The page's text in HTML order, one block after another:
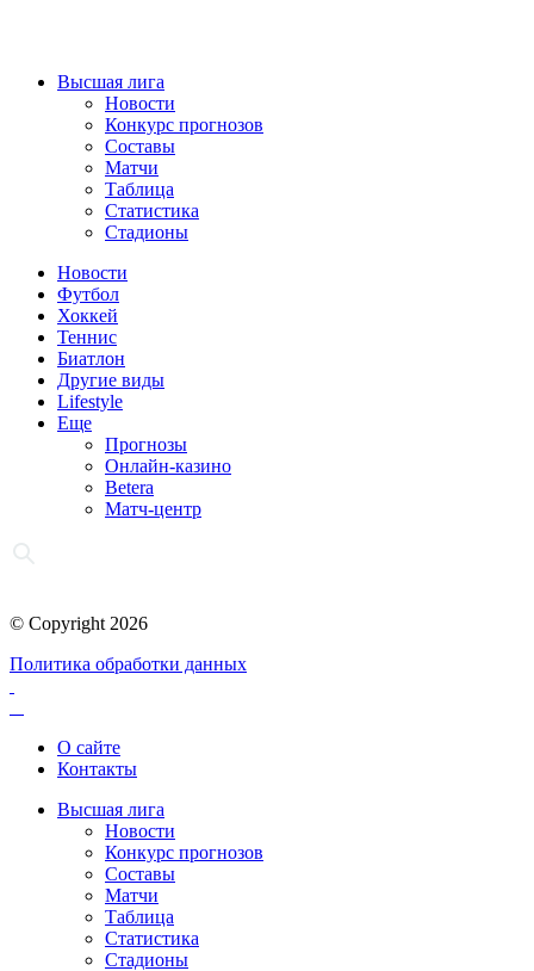
Высшая лига
Новости
Конкурс прогнозов
Составы
Матчи
Таблица
Статистика
Стадионы
Новости
Футбол
Хоккей
Теннис
Биатлон
Другие виды
Lifestyle
Еще
Прогнозы
Онлайн-казино
Betera
Матч-центр
© Copyright 2026
Политика обработки данных
О сайте
Контакты
Высшая лига
Новости
Конкурс прогнозов
Составы
Матчи
Таблица
Статистика
Стадионы